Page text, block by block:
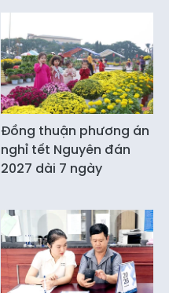
Đồng thuận phương án
nghỉ tết Nguyên đán
2027 dài 7 ngày